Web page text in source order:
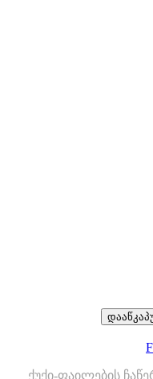
ქუქი-ფაილების